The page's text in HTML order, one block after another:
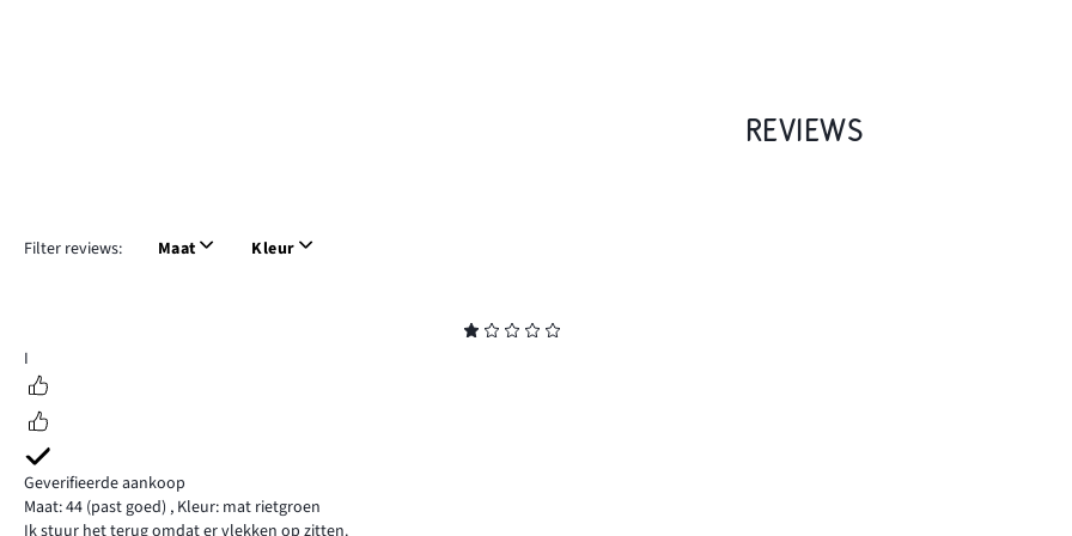
REVIEWS
Filter reviews: Maat Kleur
1I
Geverifieerde aankoop
Maat: 44 (past goed) , Kleur: mat rietgroen